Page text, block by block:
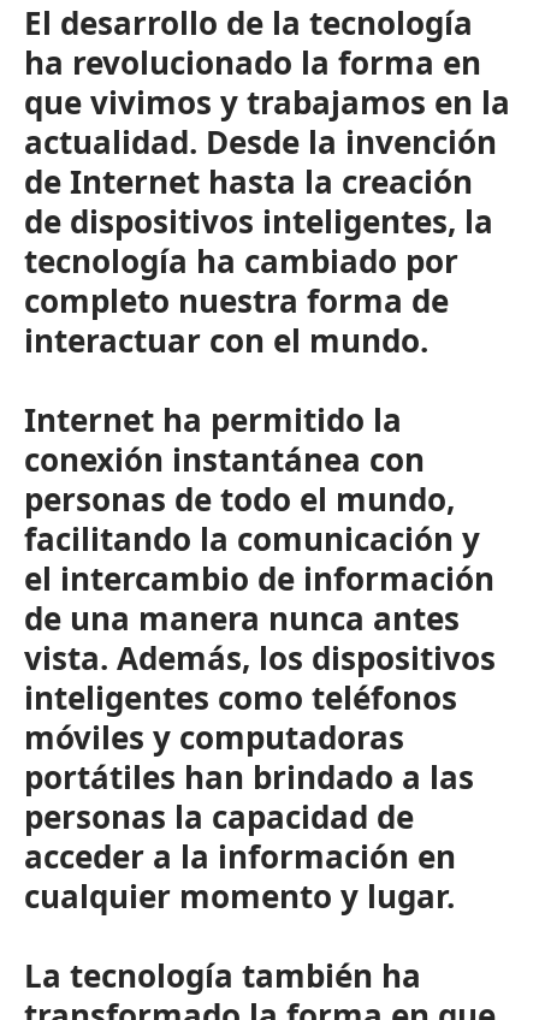
El desarrollo de la tecnología
ha revolucionado la forma en
que vivimos y trabajamos en la
actualidad. Desde la invención
de Internet hasta la creación
de dispositivos inteligentes, la
tecnología ha cambiado por
completo nuestra forma de
interactuar con el mundo.
Internet ha permitido la
conexión instantánea con
personas de todo el mundo,
facilitando la comunicación y
el intercambio de información
de una manera nunca antes
vista. Además, los dispositivos
inteligentes como teléfonos
móviles y computadoras
portátiles han brindado a las
personas la capacidad de
acceder a la información en
cualquier momento y lugar.
La tecnología también ha